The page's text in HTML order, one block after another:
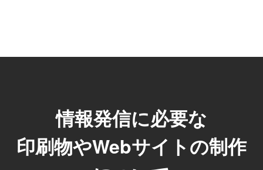
情報発信に必要な
印刷物やWebサイトの制作